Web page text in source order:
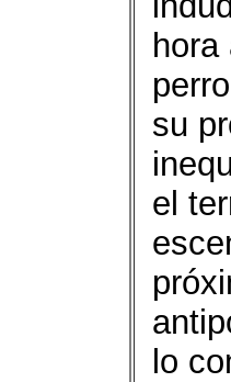
su
el
lo